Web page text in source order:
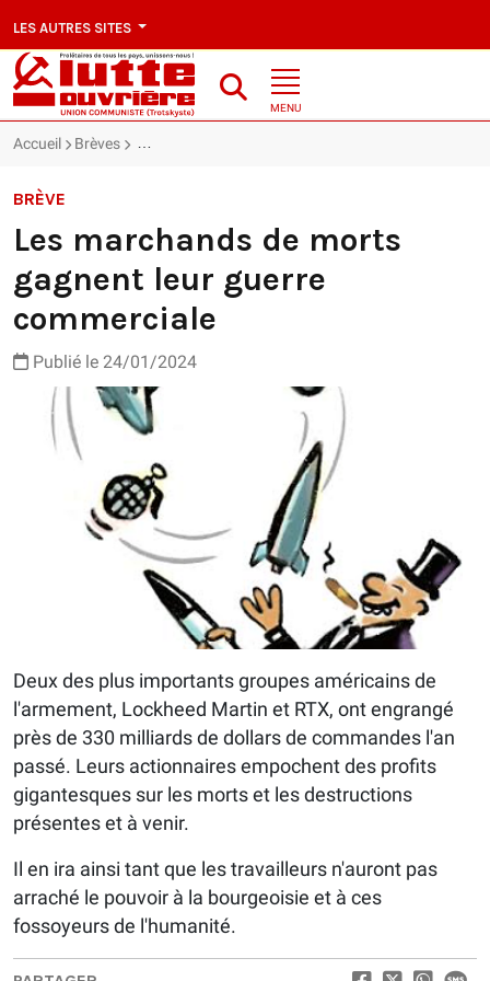
LES AUTRES SITES
MENU
Accueil Brèves Les marchands de morts gagnent leur guerre
BRÈVE
Les marchands de morts
gagnent leur guerre
commerciale
Publié le 24/01/2024
Deux des plus importants groupes américains de
l'armement, Lockheed Martin et RTX, ont engrangé
près de 330 milliards de dollars de commandes l'an
passé. Leurs actionnaires empochent des profits
gigantesques sur les morts et les destructions
présentes et à venir.
Il en ira ainsi tant que les travailleurs n'auront pas
arraché le pouvoir à la bourgeoisie et à ces
fossoyeurs de l'humanité.